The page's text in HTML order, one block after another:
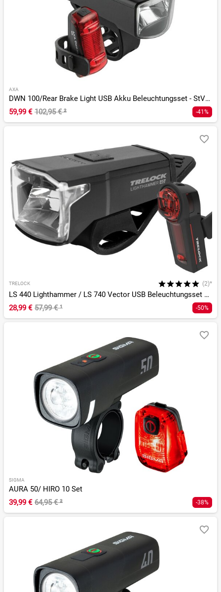
AXA
DWN 100/Rear Brake Light USB Akku Beleuchtungsset - StVZO
59,99 € 102,95 €² -41%
TRELOCK (2)*
LS 440 Lighthammer / LS 740 Vector USB Beleuchtungsset StVZO
28,99 € 57,99 €¹ -50%
SIGMA
AURA 50/ HIRO 10 Set
39,99 € 64,95 €² -38%